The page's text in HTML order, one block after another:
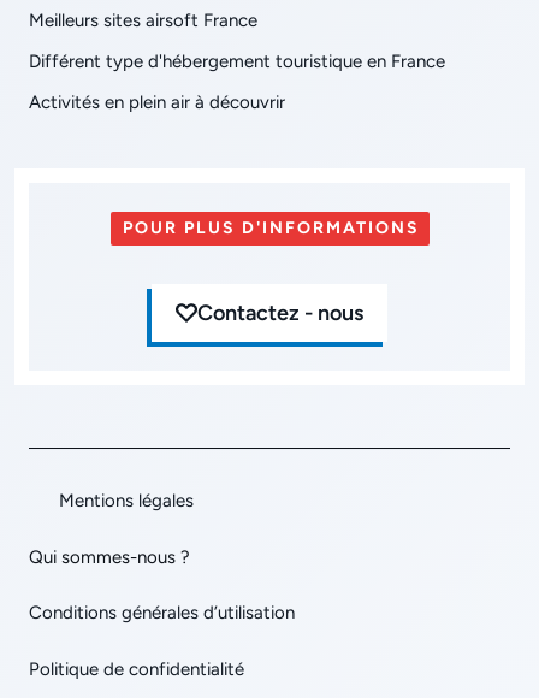
Meilleurs sites airsoft France
Différent type d'hébergement touristique en France
Activités en plein air à découvrir
POUR PLUS D'INFORMATIONS
Contactez - nous
Mentions légales
Qui sommes-nous ?
Conditions générales d’utilisation
Politique de confidentialité